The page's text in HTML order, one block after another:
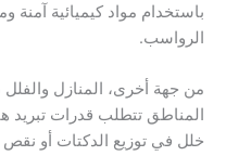
باستخدام مواد كيميائية
الرواسب.
من جهة أخرى، المنازل
المناطق تتطلب قدرات تبريد
خلل في توزيع الدكتات أو نقص